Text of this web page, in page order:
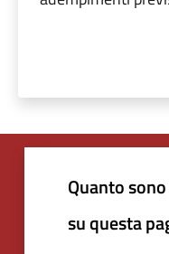
Quanto
su questa